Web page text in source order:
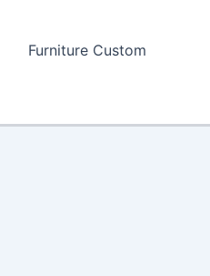
Furniture Custom